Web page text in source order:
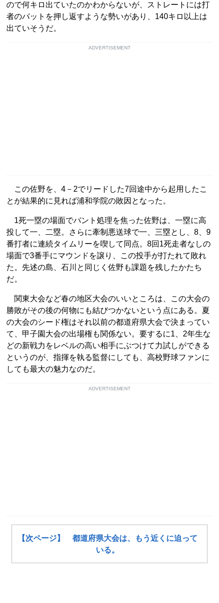
ので何キロ出ていたのかわからないが、ストレートには打
者のバットを押し返すような勢いがあり、140キロ以上は
出ていそうだ。
ADVERTISEMENT
この佐野を、4－2でリードした7回途中から起用したこ
とが結果的に見れば浦和学院の敗因となった。
1死一塁の場面でバント処理を焦った佐野は、一塁に高
投して一、二塁。さらに牽制悪送球で一、三塁とし、8、9
番打者に連続タイムリーを喫して同点。8回1死走者なしの
場面で3番手にマウンドを譲り、この投手が打たれて敗れ
た。先述の島、石川と同じく佐野も課題を残したかたち
だ。
関東大会など春の地区大会のいいところは、この大会の
勝敗がその後の何物にも結びつかないという点にある。夏
の大会のシード権はそれ以前の都道府県大会で決まってい
て、甲子園大会の出場権も関係ない。要するに1、2年生な
どの新戦力をレベルの高い相手にぶつけて力試しができる
というのが、指揮を執る監督にしても、高校野球ファンに
しても最大の魅力なのだ。
ADVERTISEMENT
【次ページ】 都道府県大会は、もう近くに迫って
いる。